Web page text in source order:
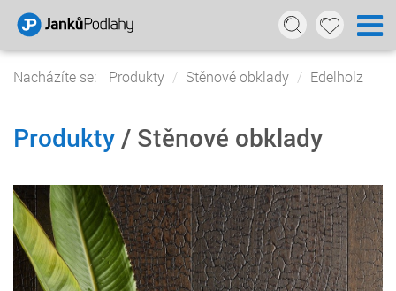
Nacházíte se: Produkty Stěnové obklady Edelholz
Produkty / Stěnové obklady